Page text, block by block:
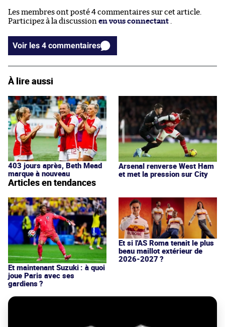
Les membres ont posté 4 commentaires sur cet article.
Participez à la discussion en vous connectant
Voir les 4 commentaires
À lire aussi
403 jours après, Beth Mead
marque à nouveau
Arsenal renverse West Ham
et met la pression sur City
Articles en tendances
Et maintenant Suzuki : à quoi
joue Paris avec ses
gardiens ?
Et si l'AS Roma tenait le plus
beau maillot extérieur de
2026-2027 ?